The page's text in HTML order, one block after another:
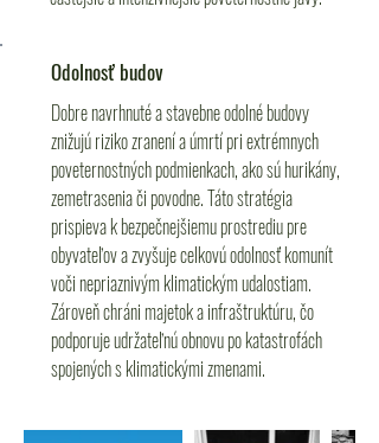
Odolnosť budov
Dobre navrhnuté a stavebne odolné budovy
znižujú riziko zranení a úmrtí pri extrémnych
poveternostných podmienkach, ako sú hurikány,
zemetrasenia či povodne. Táto stratégia
prispieva k bezpečnejšiemu prostrediu pre
obyvateľov a zvyšuje celkovú odolnosť komunít
voči nepriaznivým klimatickým udalostiam.
Zároveň chráni majetok a infraštruktúru, čo
podporuje udržateľnú obnovu po katastrofách
spojených s klimatickými zmenami.